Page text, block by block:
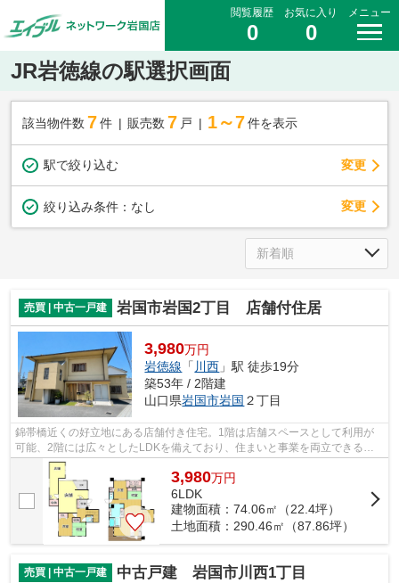
閲覧履歴
0
お気に入り
0
メニュー
JR岩徳線の駅選択画面
該当物件数 7件 販売数 7 戸 1～7 件を表示
駅で絞り込む 変更
絞り込み条件： なし 変更
売買 | 中古一戸建 岩国市岩国2丁目 店舗付住居
3,980万円
岩徳線 「 川西 」駅 徒歩19分
築53年 / 2階建
山口県岩国市岩国 ２丁目
錦帯橋近くの好立地にある店舗付き住宅。1階は店舗スペースとして利用が
可能、2階には広々としたLDKを備えており、住まいと事業を両立できる一
棟です。 日当たりも良好。明るく開放的...
3,980万円
6LDK
建物面積：74.06㎡（22.4坪）
土地面積：290.46㎡（87.86坪）
売買 | 中古一戸建 中古戸建 岩国市川西1丁目